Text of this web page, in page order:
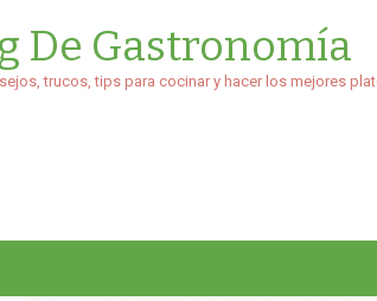
De Gastronomía
trucos, tips para cocinar y hacer los mejores